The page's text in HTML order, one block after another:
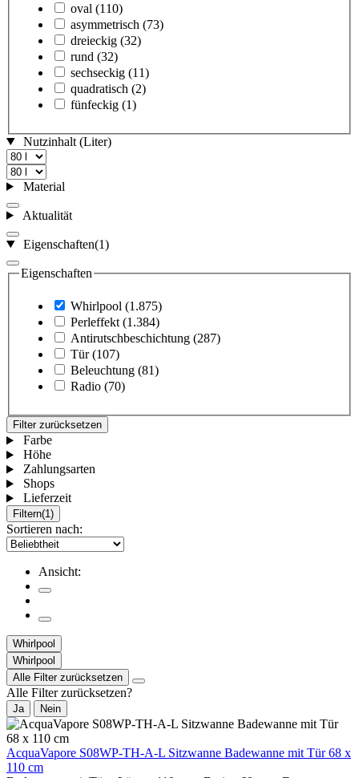
oval (110)
asymmetrisch (73)
dreieckig (32)
rund (32)
sechseckig (11)
quadratisch (2)
fünfeckig (1)
Nutzinhalt (Liter)
Material
Aktualität
Eigenschaften(1)
Eigenschaften
Whirlpool (1.875)
Perleffekt (1.384)
Antirutschbeschichtung (287)
Tür (107)
Beleuchtung (81)
Radio (70)
Filter zurücksetzen
Farbe
Höhe
Zahlungsarten
Shops
Lieferzeit
Filtern(1)
Sortieren nach:
Ansicht:
Whirlpool
Whirlpool
Alle Filter zurücksetzen
Alle Filter zurücksetzen?
Ja Nein
AcquaVapore S08WP-TH-A-L Sitzwanne Badewanne mit Tür 68 x
110 cm